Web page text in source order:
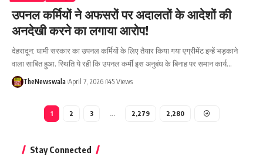
उपनल कर्मियों ने अफसरों पर अदालतों के आदेशों की
अनदेखी करने का लगाया आरोप!
देहरादून: धामी सरकार का उपनल कर्मियों के लिए तैयार किया गया एग्रीमेंट इन्हें भड़काने
वाला साबित हुआ. स्थिति ये रही कि उपनल कर्मी इस अनुबंध के बिनाह पर समान कार्य…
TheNewswala April 7, 2026 145 Views
1 2 3 … 2,279 2,280
Stay Connected